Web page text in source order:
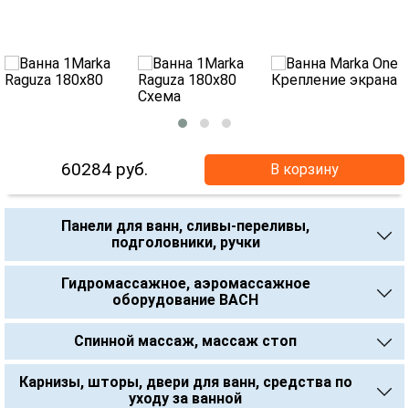
60284 руб. В корзину
Панели для ванн, сливы-переливы,
подголовники, ручки
Гидромассажное, аэромассажное
оборудование BACH
Спинной массаж, массаж стоп
Карнизы, шторы, двери для ванн, средства по
уходу за ванной